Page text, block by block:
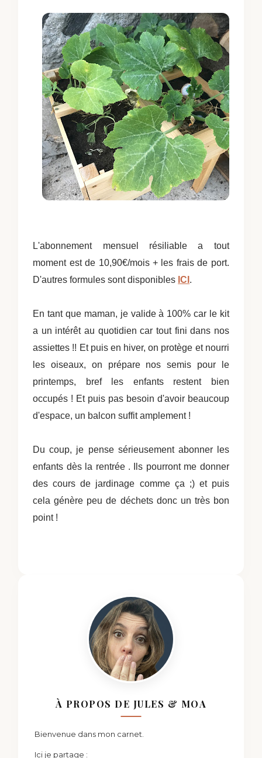
L'abonnement mensuel résiliable a tout
moment est de 10,90€/mois + les frais de port.
D'autres formules sont disponibles ICI .
En tant que maman, je valide à 100% car le kit
a un intérêt au quotidien car tout fini dans nos
assiettes !! Et puis en hiver, on protège et nourri
les oiseaux, on prépare nos semis pour le
printemps, bref les enfants restent bien
occupés ! Et puis pas besoin d'avoir beaucoup
d'espace, un balcon suffit amplement !
Du coup, je pense sérieusement abonner les
enfants dès la rentrée . Ils pourront me donner
des cours de jardinage comme ça ;) et puis
cela génère peu de déchets donc un très bon
point !
À PROPOS DE JULES & MOA
Bienvenue dans mon carnet.
Ici je partage :